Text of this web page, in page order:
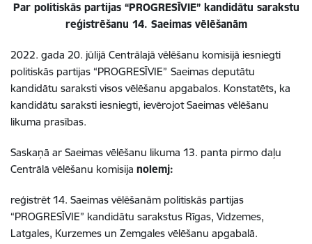
Par politiskās partijas “PROGRESĪVIE” kandidātu sarakstu
reģistrēšanu 14. Saeimas vēlēšanām
2022. gada 20. jūlijā Centrālajā vēlēšanu komisijā iesniegti
politiskās partijas “PROGRESĪVIE” Saeimas deputātu
kandidātu saraksti visos vēlēšanu apgabalos. Konstatēts, ka
kandidātu saraksti iesniegti, ievērojot Saeimas vēlēšanu
likuma prasības.
Saskaņā ar Saeimas vēlēšanu likuma 13. panta pirmo daļu
Centrālā vēlēšanu komisija nolemj:
reģistrēt 14. Saeimas vēlēšanām politiskās partijas
“PROGRESĪVIE” kandidātu sarakstus Rīgas, Vidzemes,
Latgales, Kurzemes un Zemgales vēlēšanu apgabalā.